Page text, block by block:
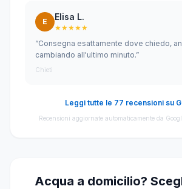
E Elisa L.
★★★★★
“Consegna esattamente dove chiedo,
cambiando all'ultimo minuto.”
Chieti
Leggi tutte le 77 recensioni su
Recensioni aggiornate automaticamente da
Acqua a domicilio?